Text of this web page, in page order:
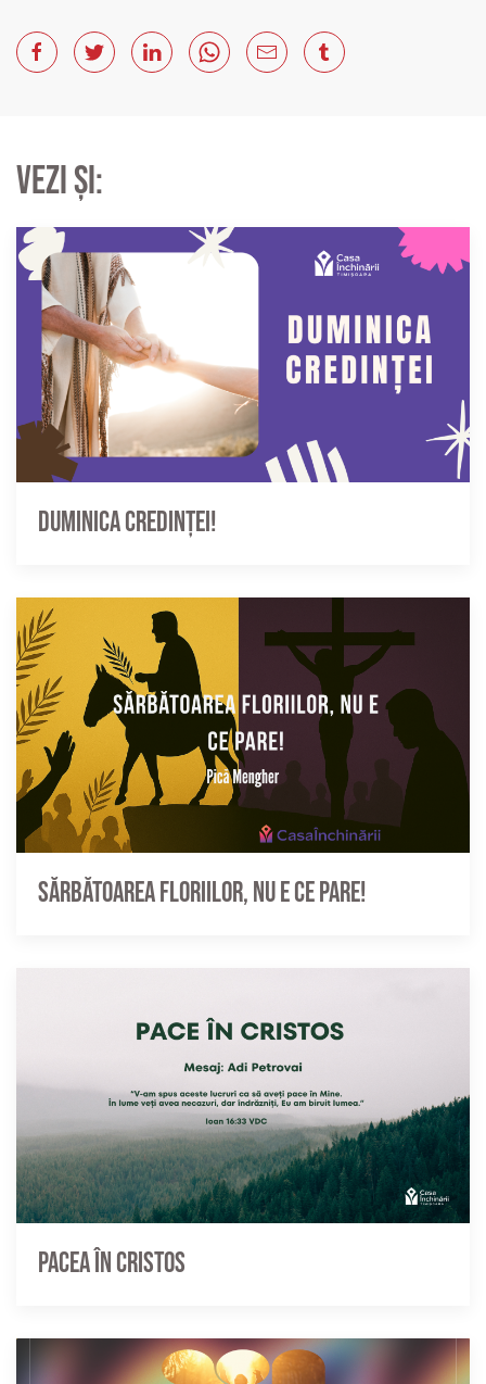
Vezi și:
Duminica credinței!
Sărbătoarea Floriilor, nu e ce pare!
Pacea în Cristos